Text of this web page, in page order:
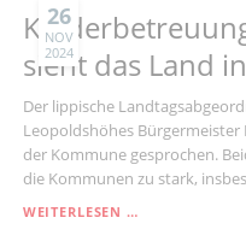
26
NOV
2024
sieht das Land
Der lippische
Leopoldshöhes
der Kommune gesprochen.
die Kommunen zu stark,
WEITERLESEN …